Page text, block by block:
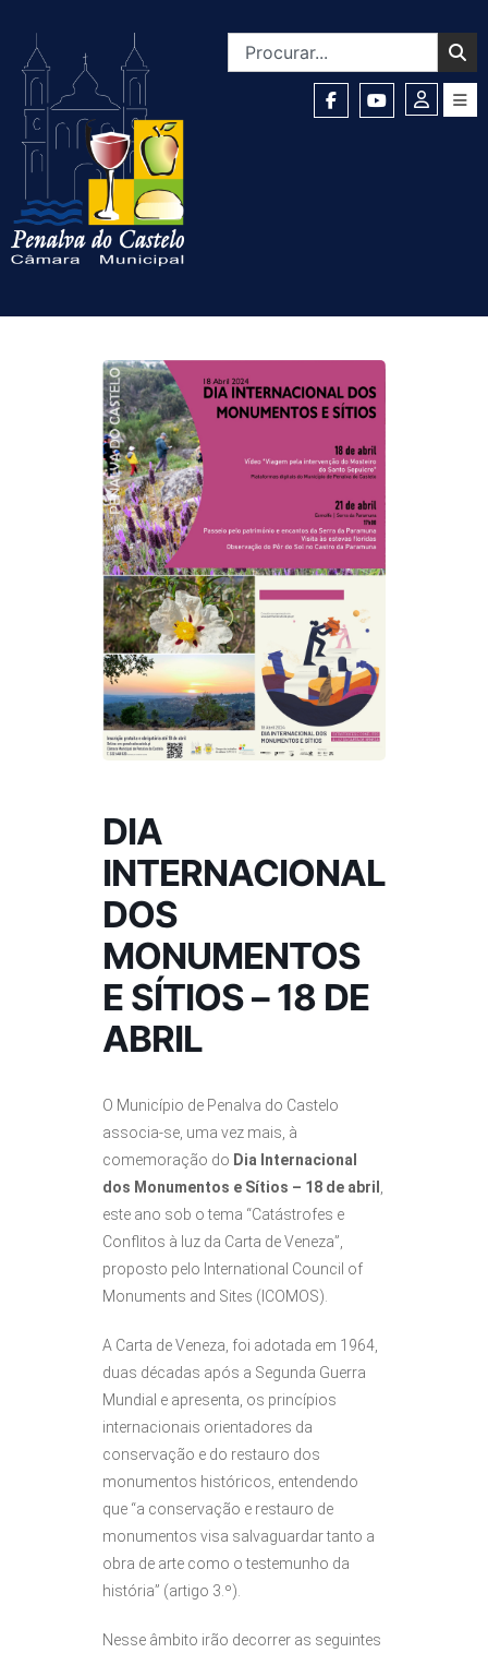
DIA
INTERNACIONAL
DOS
MONUMENTOS
E SÍTIOS – 18 DE
ABRIL
O Município de Penalva do Castelo
associa-se, uma vez mais, à
comemoração do Dia Internacional
dos Monumentos e Sítios – 18 de abril ,
este ano sob o tema “Catástrofes e
Conflitos à luz da Carta de Veneza”,
proposto pelo International Council of
Monuments and Sites (ICOMOS).
A Carta de Veneza, foi adotada em 1964,
duas décadas após a Segunda Guerra
Mundial e apresenta, os princípios
internacionais orientadores da
conservação e do restauro dos
monumentos históricos, entendendo
que “a conservação e restauro de
monumentos visa salvaguardar tanto a
obra de arte como o testemunho da
história” (artigo 3.º).
Nesse âmbito irão decorrer as seguintes